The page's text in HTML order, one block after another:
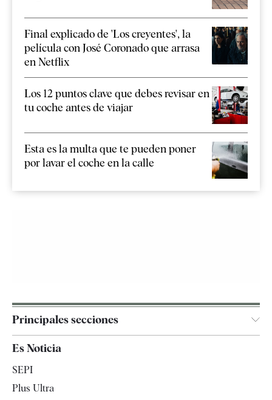
Final explicado de 'Los creyentes', la
película con José Coronado que arrasa
en Netflix
Los 12 puntos clave que debes revisar en
tu coche antes de viajar
Esta es la multa que te pueden poner
por lavar el coche en la calle
Principales secciones
España
Es Noticia
SEPI
Plus Ultra